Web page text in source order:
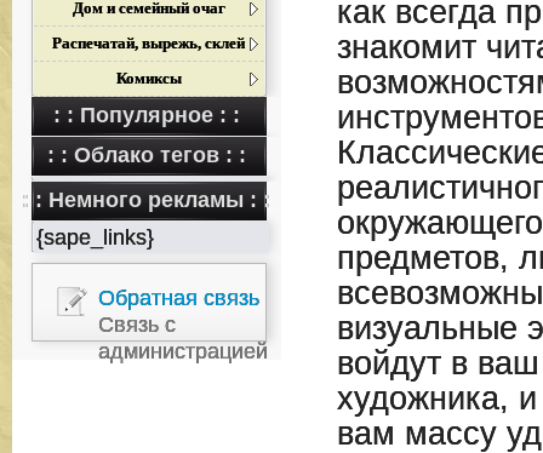
Дом и семейный очаг
Распечатай, вырежь, склей
Комиксы
: : Популярное : :
: : Облако тегов : :
: : Немного рекламы : :
{sape_links}
Обратная связь
Связь с
администрацией
как всегда
знакомит
предметов,
визуальные
войдут в
художника, и
вам массу